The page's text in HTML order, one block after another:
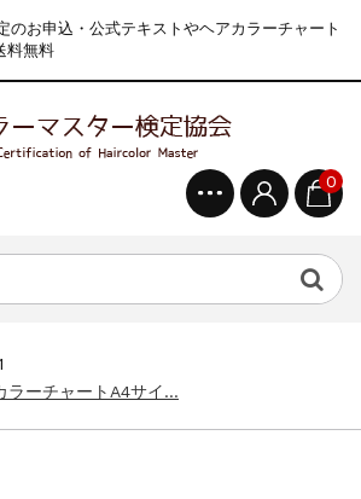
のお申込・公式テキストやヘアカラーチャート
料無料
0
せ【なくなり次第終...
ラーチャートA4サイ...